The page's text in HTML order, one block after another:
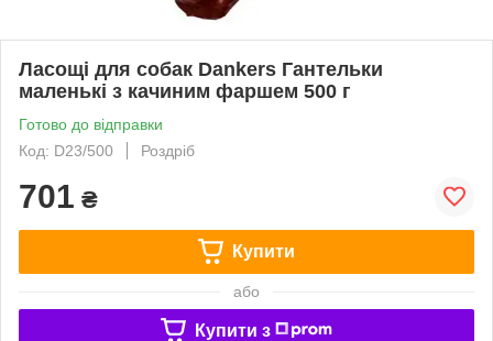
Ласощі для собак Dankers Гантельки
маленькі з качиним фаршем 500 г
Готово до відправки
Код: D23/500
Роздріб
701 ₴
Купити
або
Купити з